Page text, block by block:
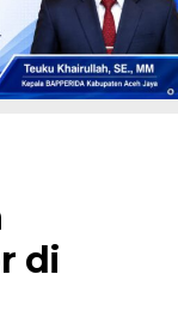
di